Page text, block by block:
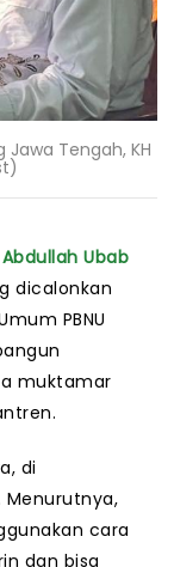
Jawa Tengah, KH
Abdullah Ubab
dicalonkan
PBNU
muktamar
di
cara
dan bisa